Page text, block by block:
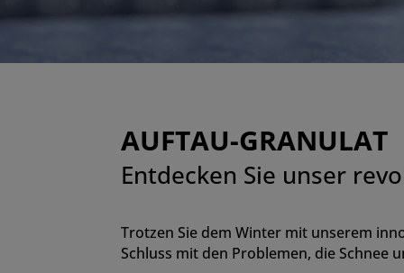
AUFTAU-GRANULAT
Entdecken Sie unser
Trotzen Sie dem Winter mit unserem
Schluss mit den Problemen, die Schnee